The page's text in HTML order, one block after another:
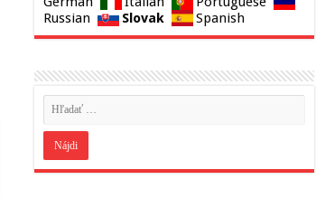
Russian
Slovak Spanish